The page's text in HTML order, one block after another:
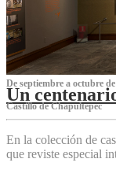
De septiembre a octubre
Un
Castillo de Chapultepec
En la colección de
que reviste especial